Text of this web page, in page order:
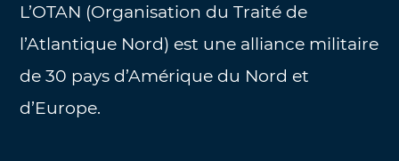
L’OTAN (Organisation du Traité de
l’Atlantique Nord) est une alliance militaire
de 30 pays d’Amérique du Nord et
d’Europe.